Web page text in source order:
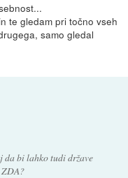
te gledam pri točno vseh
samo gledal
da bi lahko tudi države